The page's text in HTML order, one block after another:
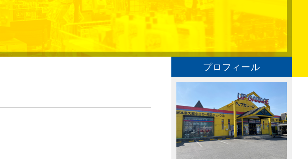
プロフィール